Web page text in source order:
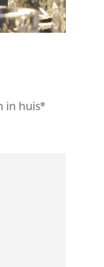
in huis*